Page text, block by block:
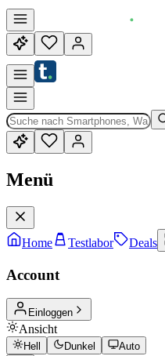
Menü
Home Testlabor Deals
Account
Einloggen
Ansicht
Hell Dunkel Auto